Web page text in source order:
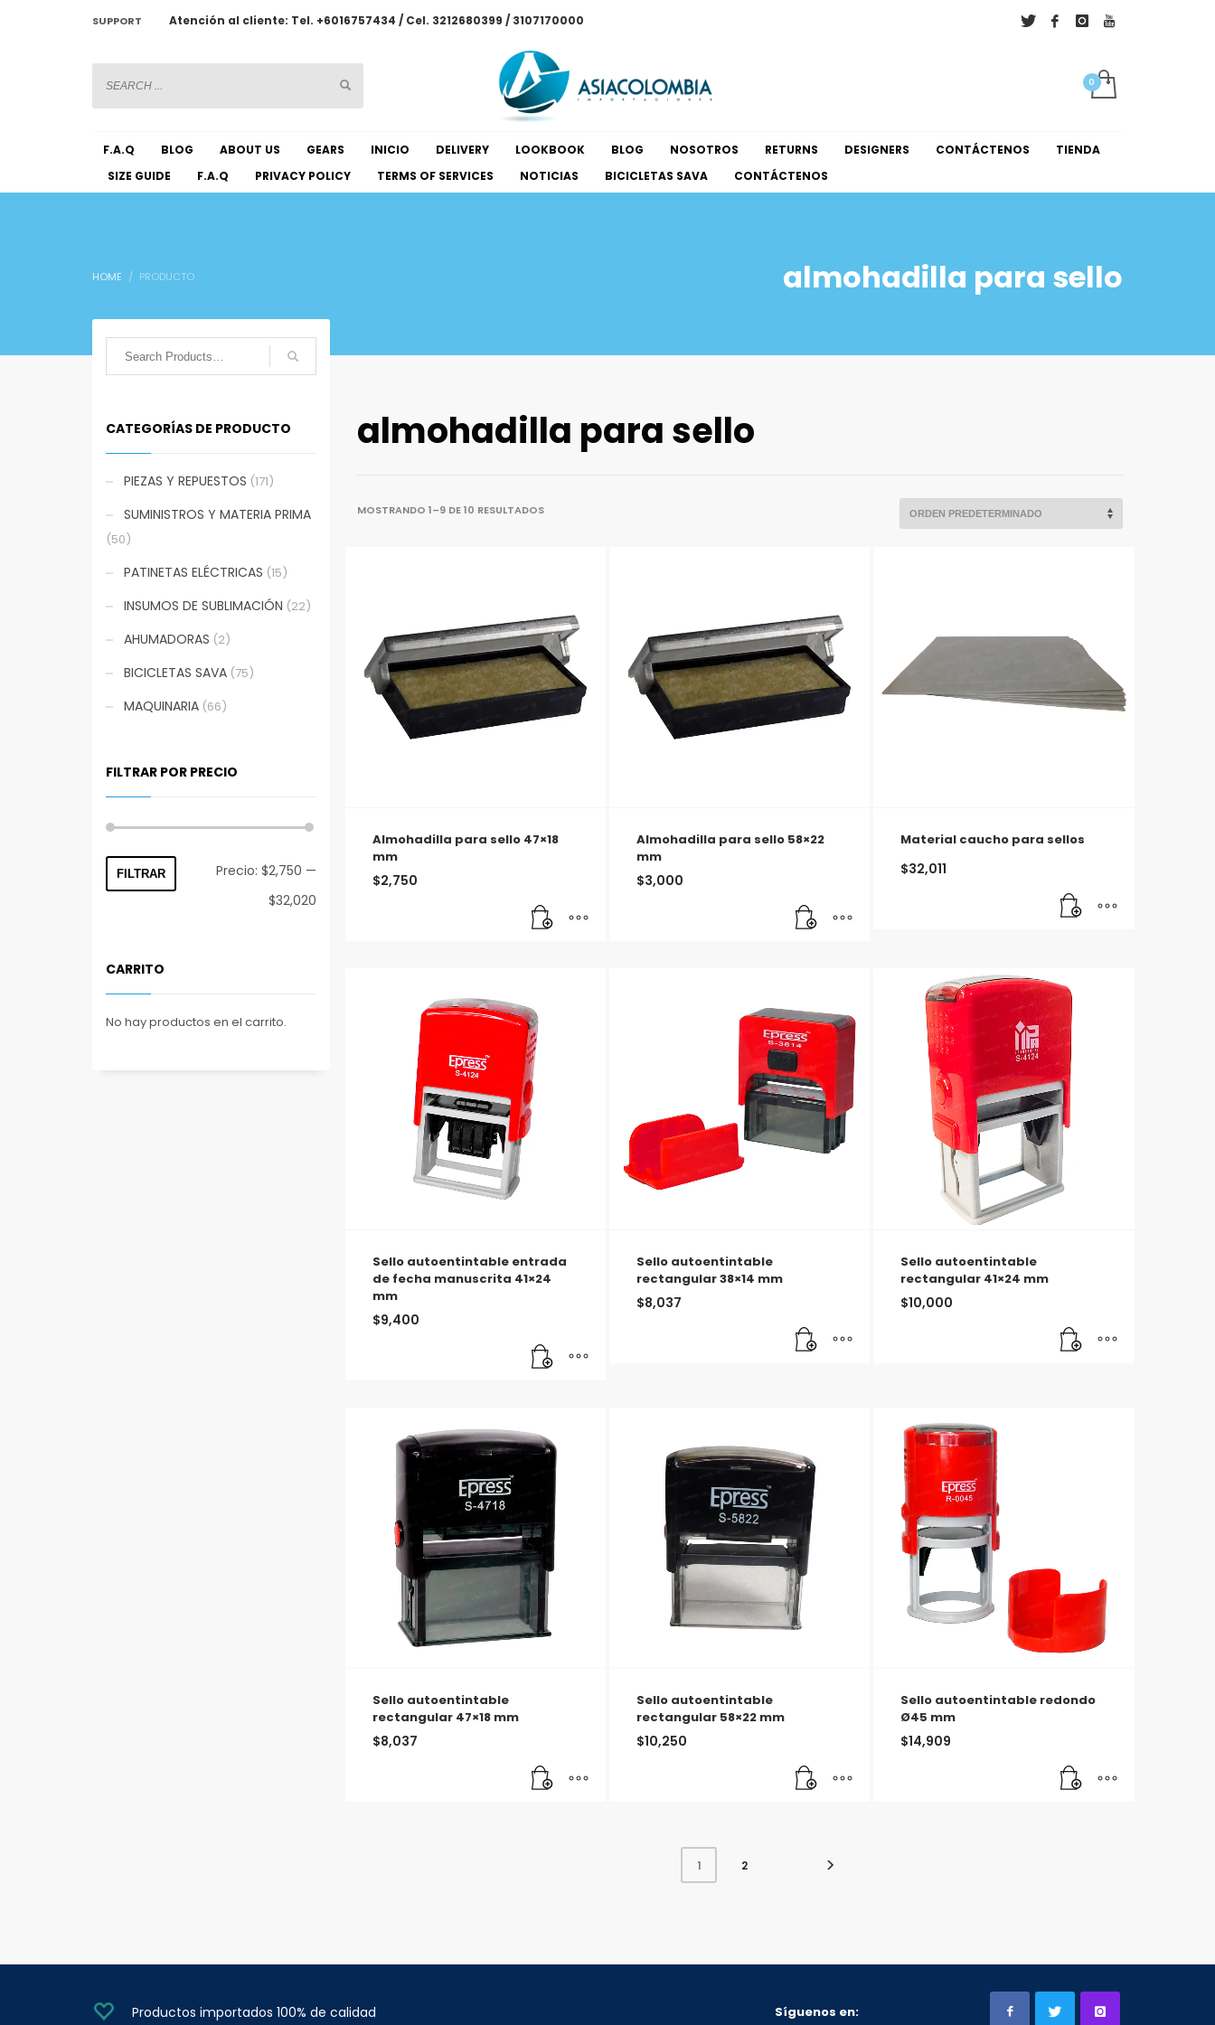
SUPPORT Atención al cliente: Tel. +6016757434 / Cel. 3212680399 / 3107170000
F.A.Q BLOG ABOUT US GEARS INICIO DELIVERY LOOKBOOK BLOG NOSOTROS RETURNS DESIGNERS CONTÁCTENOS
TIENDA
SIZE GUIDE
F.A.Q PRIVACY POLICY TERMS OF SERVICES NOTICIAS BICICLETAS SAVA CONTÁCTENOS
HOME PRODUCTO almohadilla para sello
almohadilla para sello
MOSTRANDO 1–9 DE 10 RESULTADOS
Almohadilla para sello 47×18
mm
$2,750
Almohadilla para sello 58×22
mm
$3,000
Material caucho para sellos
$32,011
Sello autoentintable entrada
de fecha manuscrita 41×24
mm
$9,400
Sello autoentintable
rectangular 38×14 mm
$8,037
Sello autoentintable
rectangular 41×24 mm
$10,000
Sello autoentintable
rectangular 47×18 mm
$8,037
Sello autoentintable
rectangular 58×22 mm
$10,250
Sello autoentintable redondo
Ø45 mm
$14,909
1 2
CATEGORÍAS DE PRODUCTO
PIEZAS Y REPUESTOS (171)
SUMINISTROS Y MATERIA PRIMA
(50)
PATINETAS ELÉCTRICAS (15)
INSUMOS DE SUBLIMACIÓN (22)
AHUMADORAS (2)
BICICLETAS SAVA (75)
MAQUINARIA (66)
FILTRAR POR PRECIO
FILTRAR Precio: $2,750 —
$32,020
CARRITO
No hay productos en el carrito.
Productos importados 100% de calidad Síguenos en: